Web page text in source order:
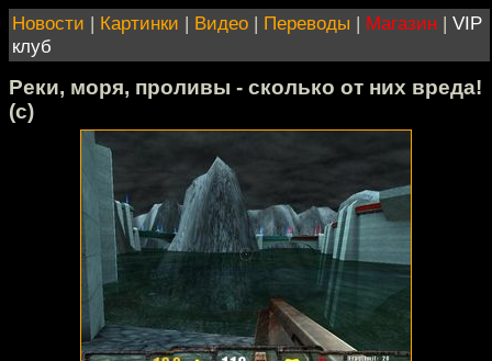
Новости | Картинки | Видео | Переводы | Магазин | VIP
клуб
Реки, моря, проливы - сколько от них вреда!
(с)